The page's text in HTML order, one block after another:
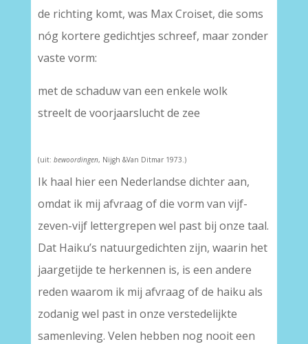
de richting komt, was Max Croiset, die soms
nóg kortere gedichtjes schreef, maar zonder
vaste vorm:
met de schaduw van een enkele wolk
streelt de voorjaarslucht de zee
(uit: bewoordingen, Nijgh &Van Ditmar 1973.)
Ik haal hier een Nederlandse dichter aan,
omdat ik mij afvraag of die vorm van vijf-
zeven-vijf lettergrepen wel past bij onze taal.
Dat Haiku’s natuurgedichten zijn, waarin het
jaargetijde te herkennen is, is een andere
reden waarom ik mij afvraag of de haiku als
zodanig wel past in onze verstedelijkte
samenleving. Velen hebben nog nooit een